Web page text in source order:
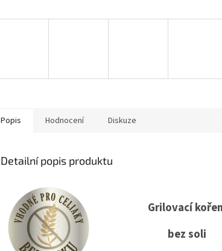
Popis Hodnocení Diskuze
Detailní popis produktu
Grilovací
bez soli